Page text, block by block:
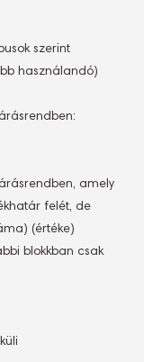
szerint
használandó)

amely
felét, de
(értéke)
blokkban csak